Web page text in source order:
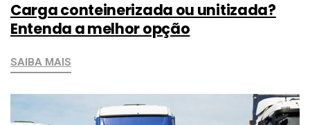
Carga conteinerizada ou unitizada?
Entenda a melhor opção
SAIBA MAIS